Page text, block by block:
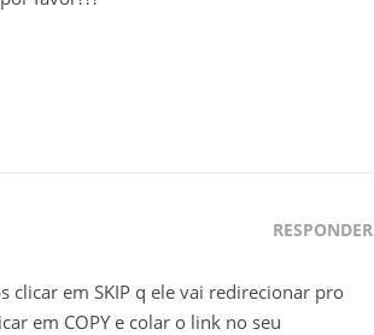
RESPONDER
clicar em SKIP q ele vai redirecionar pro
em COPY e colar o link no seu